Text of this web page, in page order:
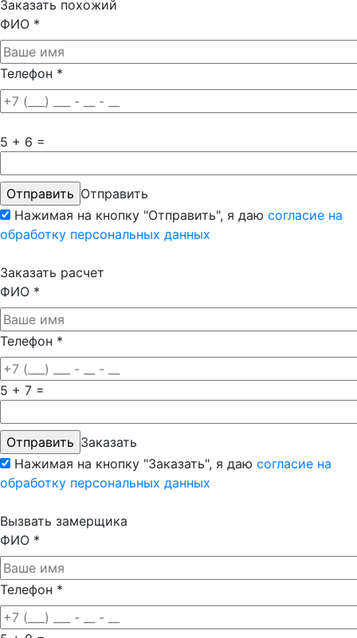
Заказать похожий
ФИО *
Телефон *
5 + 6 =
Отправить
Нажимая на кнопку "Отправить", я даю согласие на
обработку персональных данных
Заказать расчет
ФИО *
Телефон *
5 + 7 =
Заказать
Нажимая на кнопку "Заказать", я даю согласие на
обработку персональных данных
Вызвать замерщика
ФИО *
Телефон *